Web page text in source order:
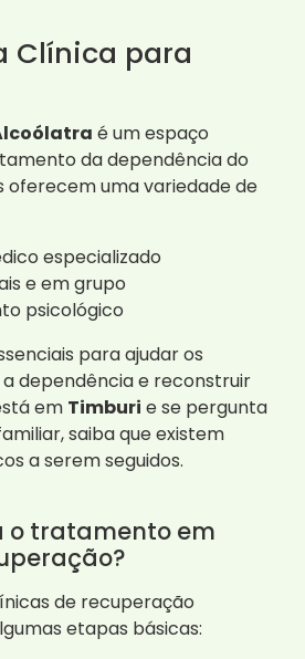
Clínica para
é um espaço
da dependência do
oferecem uma variedade de
especializado
e em grupo
psicológico
para ajudar os
dependência e reconstruir
em Timburi e se pergunta
saiba que existem
a serem seguidos.
o tratamento em
de recuperação
etapas básicas: